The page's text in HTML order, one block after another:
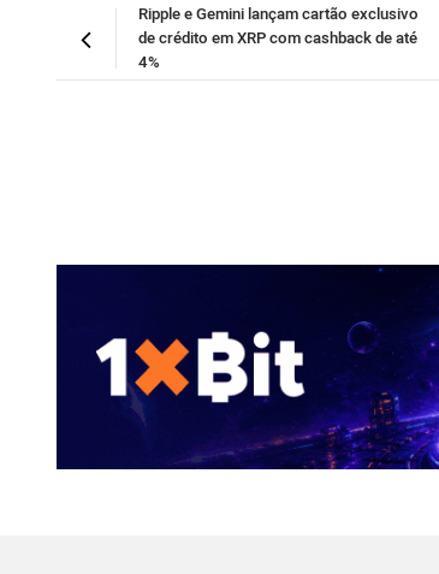
Ripple e Gemini lançam cartão exclusivo
de crédito em XRP com cashback de até
4%